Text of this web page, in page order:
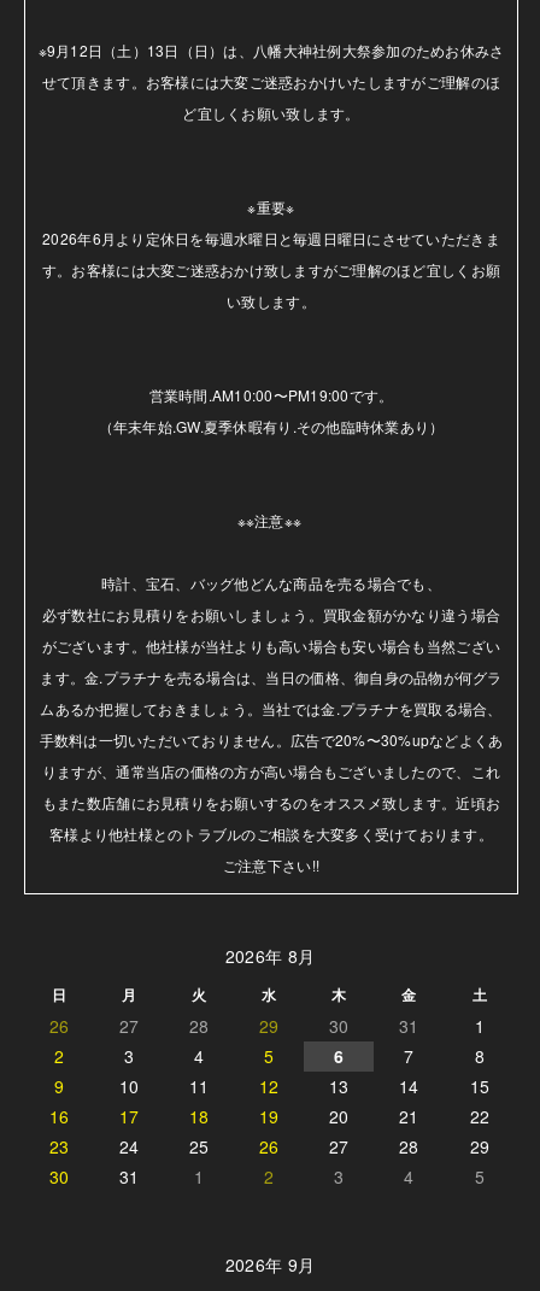
※9月12日（土）13日（日）は、八幡大神社例大祭参加のためお休みさ
せて頂きます。お客様には大変ご迷惑おかけいたしますがご理解のほ
ど宜しくお願い致します。
※重要※
2026年6月より定休日を毎週水曜日と毎週日曜日にさせていただきま
す。お客様には大変ご迷惑おかけ致しますがご理解のほど宜しくお願
い致します。
営業時間.AM10:00〜PM19:00です。
（年末年始.GW.夏季休暇有り.その他臨時休業あり）
※※注意※※
時計、宝石、バッグ他どんな商品を売る場合でも、
必ず数社にお見積りをお願いしましょう。買取金額がかなり違う場合
がございます。他社様が当社よりも高い場合も安い場合も当然ござい
ます。金.プラチナを売る場合は、当日の価格、御自身の品物が何グラ
ムあるか把握しておきましょう。当社では金.プラチナを買取る場合、
手数料は一切いただいておりません。広告で20%〜30%upなどよくあ
りますが、通常当店の価格の方が高い場合もございましたので、これ
もまた数店舗にお見積りをお願いするのをオススメ致します。近頃お
客様より他社様とのトラブルのご相談を大変多く受けております。
ご注意下さい!!
2026年 8月
日 月 火 水 木 金 土
26 27 28 29 30 31
1
2
3 4 5 6 7
8
9
10 11 12 13 14
15
16
17 18 19 20 21
22
23
24 25 26 27 28
29
30
31 1 2 3 4 5
2026年 9月